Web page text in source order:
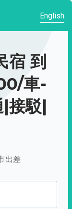
English
宿 到
車-
接駁|
出差